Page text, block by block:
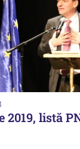
2019, listă